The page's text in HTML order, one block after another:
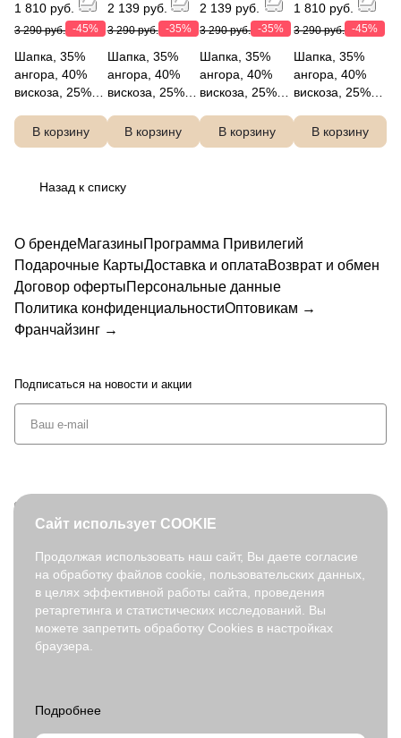
1 810 руб.
3 290 руб. -45%
Шапка, 35%
ангора, 40%
вискоза, 25%
FABRETTI
DW127-5
В корзину
2 139 руб.
3 290 руб. -35%
Шапка, 35%
ангора, 40%
вискоза, 25%
FABRETTI
DW127-2
В корзину
2 139 руб.
3 290 руб. -35%
Шапка, 35%
ангора, 40%
вискоза, 25%
FABRETTI
DW127-13
В корзину
1 810 руб.
3 290 руб. -45%
Шапка, 35%
ангора, 40%
вискоза, 25%
FABRETTI
DW127-3
В корзину
Назад к списку
О брендеМагазиныПрограмма Привилегий
Подарочные КартыДоставка и оплатаВозврат и обмен
Договор офертыПерсональные данные
Политика конфиденциальностиОптовикам →
Франчайзинг →
Подписаться на новости и акции
© 2026. fabretti.ru. Все права защищены
На информационном ресурсе применяются
рекомендательные
технологии .
Все ресурсы сайта fabretti.ru, включая (но не ограничиваясь)
прав на интеллектуальную собственность, защищены российским
Сайт использует COOKIE
Продолжая использовать наш сайт, Вы даете согласие
на обработку файлов cookie, пользовательских данных,
в целях эффективной работы сайта, проведения
ретаргетинга и статистических исследований. Вы
можете запретить обработку Cookies в настройках
браузера.